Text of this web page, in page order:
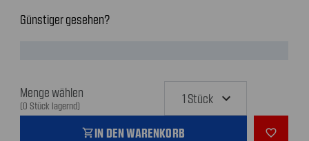
Günstiger gesehen?
Menge wählen
(0 Stück lagernd)
shopping_cartIN DEN WARENKORB favorite_outline